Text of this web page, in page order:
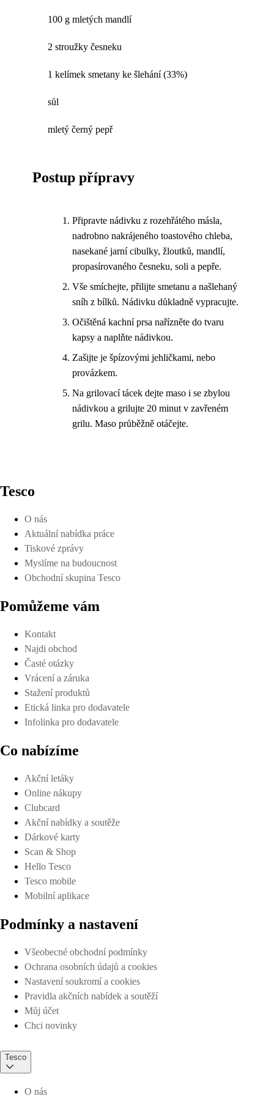
100 g mletých mandlí
2 stroužky česneku
1 kelímek smetany ke šlehání (33%)
sůl
mletý černý pepř
Postup přípravy
Připravte nádivku z rozehřátého másla,
nadrobno nakrájeného toastového chleba,
nasekané jarní cibulky, žloutků, mandlí,
propasírovaného česneku, soli a pepře.
Vše smíchejte, přilijte smetanu a našlehaný
sníh z bílků. Nádivku důkladně vypracujte.
Očištěná kachní prsa nařízněte do tvaru
kapsy a naplňte nádivkou.
Zašijte je špízovými jehličkami, nebo
provázkem.
Na grilovací tácek dejte maso i se zbylou
nádivkou a grilujte 20 minut v zavřeném
grilu. Maso průběžně otáčejte.
Tesco
O nás
Aktuální nabídka práce
Tiskové zprávy
Myslíme na budoucnost
Obchodní skupina Tesco
Pomůžeme vám
Kontakt
Najdi obchod
Časté otázky
Vrácení a záruka
Stažení produktů
Etická linka pro dodavatele
Infolinka pro dodavatele
Co nabízíme
Akční letáky
Online nákupy
Clubcard
Akční nabídky a soutěže
Dárkové karty
Scan & Shop
Hello Tesco
Tesco mobile
Mobilní aplikace
Podmínky a nastavení
Všeobecné obchodní podmínky
Ochrana osobních údajů a cookies
Nastavení soukromí a cookies
Pravidla akčních nabídek a soutěží
Můj účet
Chci novinky
Tesco
O nás